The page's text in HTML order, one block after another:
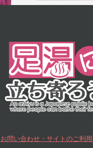
お問い合わせ・サイトのご利